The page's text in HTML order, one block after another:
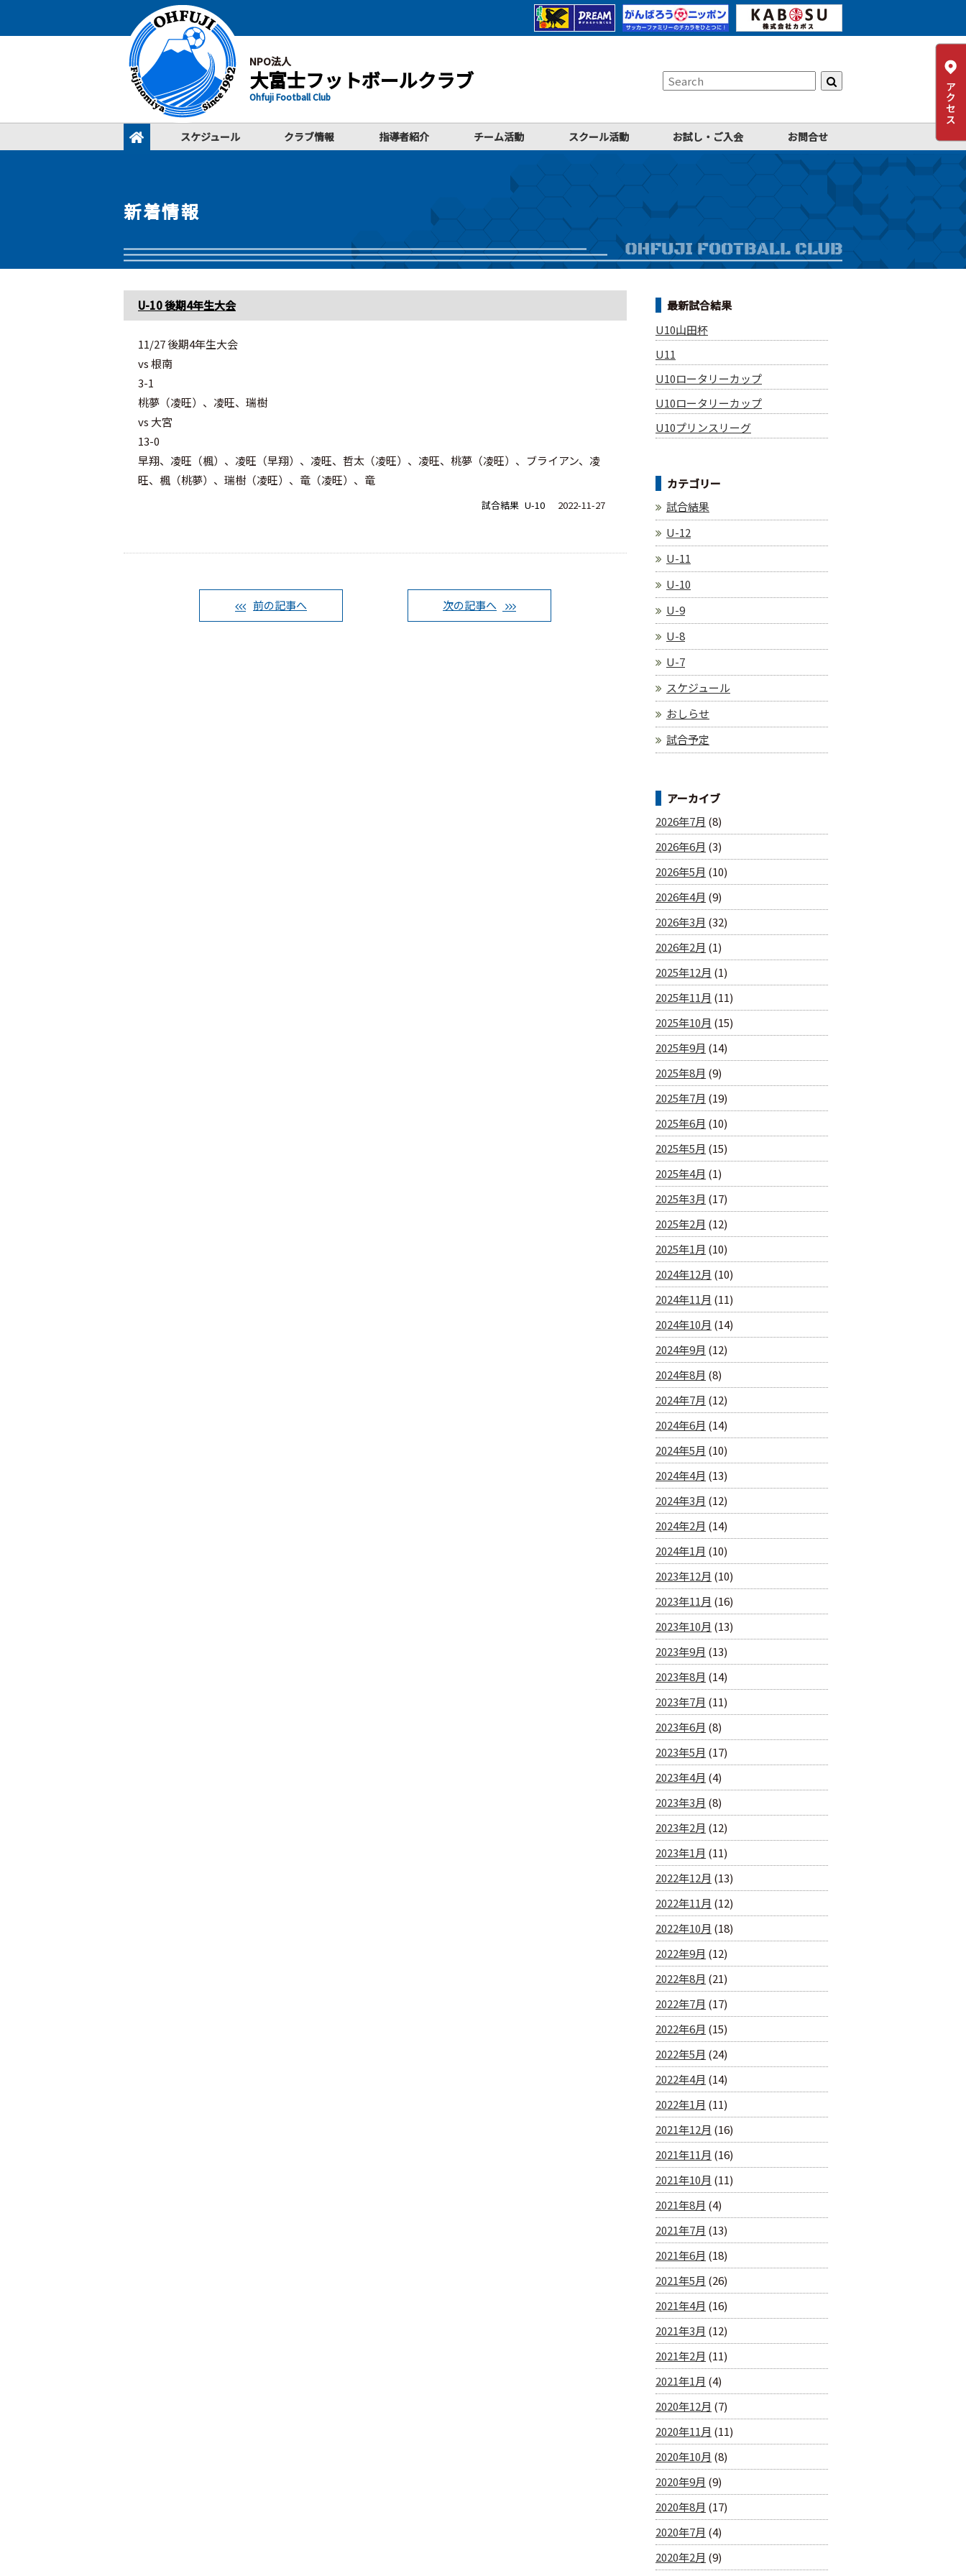
NPO法人
大富士フットボールクラブ
Ohfuji Football Club
スケジュール クラブ情報 指導者紹介 チーム活動 スクール活動 お試し・ご入会 お問合せ
新着情報
U-10 後期4年生大会
11/27 後期4年生大会
vs 根南
3-1
桃夢（凌旺）、凌旺、瑞樹
vs 大宮
13-0
早翔、凌旺（楓）、凌旺（早翔）、凌旺、哲太（凌旺）、凌旺、桃夢（凌旺）、ブライアン、凌
旺、楓（桃夢）、瑞樹（凌旺）、竜（凌旺）、竜
試合結果 U-10 2022-11-27
前の記事へ 次の記事へ
最新試合結果
U10山田杯
U11
U10ロータリーカップ
U10ロータリーカップ
U10プリンスリーグ
カテゴリー
試合結果
U-12
U-11
U-10
U-9
U-8
U-7
スケジュール
おしらせ
試合予定
アーカイブ
2026年7月 (8)
2026年6月 (3)
2026年5月 (10)
2026年4月 (9)
2026年3月 (32)
2026年2月 (1)
2025年12月 (1)
2025年11月 (11)
2025年10月 (15)
2025年9月 (14)
2025年8月 (9)
2025年7月 (19)
2025年6月 (10)
2025年5月 (15)
2025年4月 (1)
2025年3月 (17)
2025年2月 (12)
2025年1月 (10)
2024年12月 (10)
2024年11月 (11)
2024年10月 (14)
2024年9月 (12)
2024年8月 (8)
2024年7月 (12)
2024年6月 (14)
2024年5月 (10)
2024年4月 (13)
2024年3月 (12)
2024年2月 (14)
2024年1月 (10)
2023年12月 (10)
2023年11月 (16)
2023年10月 (13)
2023年9月 (13)
2023年8月 (14)
2023年7月 (11)
2023年6月 (8)
2023年5月 (17)
2023年4月 (4)
2023年3月 (8)
2023年2月 (12)
2023年1月 (11)
2022年12月 (13)
2022年11月 (12)
2022年10月 (18)
2022年9月 (12)
2022年8月 (21)
2022年7月 (17)
2022年6月 (15)
2022年5月 (24)
2022年4月 (14)
2022年1月 (11)
2021年12月 (16)
2021年11月 (16)
2021年10月 (11)
2021年8月 (4)
2021年7月 (13)
2021年6月 (18)
2021年5月 (26)
2021年4月 (16)
2021年3月 (12)
2021年2月 (11)
2021年1月 (4)
2020年12月 (7)
2020年11月 (11)
2020年10月 (8)
2020年9月 (9)
2020年8月 (17)
2020年7月 (4)
2020年2月 (9)